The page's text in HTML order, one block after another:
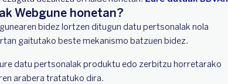
Webgune honetan?
bidez lortzen ditugun datu pertsonalak nola
gaitutako beste mekanismo batzuen bidez.
datu pertsonalak produktu edo zerbitzu horretarako
arabera tratatuko dira.